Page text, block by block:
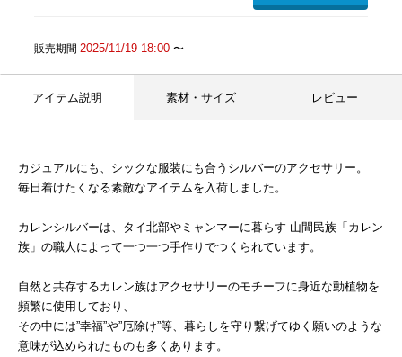
販売期間 2025/11/19 18:00〜
アイテム説明 素材・サイズ レビュー
カジュアルにも、シックな服装にも合うシルバーのアクセサリー。
毎日着けたくなる素敵なアイテムを入荷しました。
カレンシルバーは、タイ北部やミャンマーに暮らす 山間民族「カレン
族」の職人によって一つ一つ手作りでつくられています。
自然と共存するカレン族はアクセサリーのモチーフに身近な動植物を
頻繁に使用しており、
その中には”幸福”や”厄除け”等、暮らしを守り繋げてゆく願いのような
意味が込められたものも多くあります。